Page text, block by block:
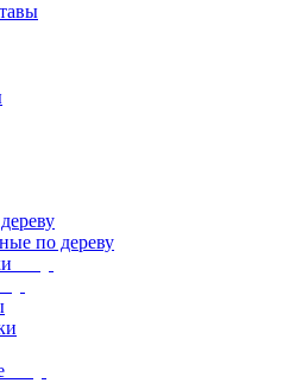
по дереву